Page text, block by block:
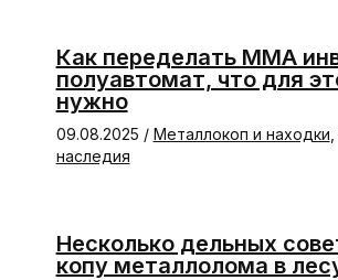
Как переделать ММА
полуавтомат, что для
нужно
09.08.2025 / Металлокоп и находки
наследия
Несколько дельных
копу металлолома в